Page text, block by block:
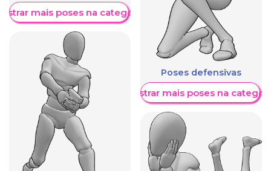
mais poses na categoria
Poses defensivas
Mostrar mais poses na